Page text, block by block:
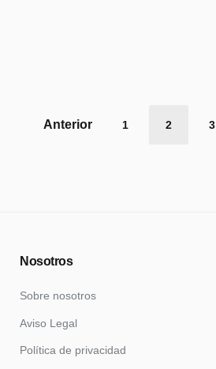
1 2 3
Nosotros
Sobre nosotros
Aviso Legal
Política de privacidad